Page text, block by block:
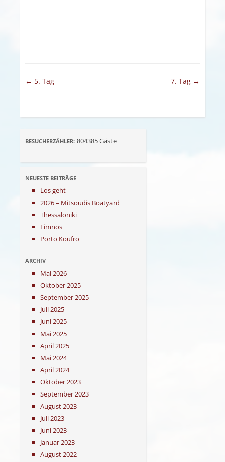
Artikel-Navigation
← 5. Tag 7. Tag →
BESUCHERZÄHLER: 804385Gäste
NEUESTE BEITRÄGE
Los geht
2026 – Mitsoudis Boatyard
Thessaloniki
Limnos
Porto Koufro
ARCHIV
Mai 2026
Oktober 2025
September 2025
Juli 2025
Juni 2025
Mai 2025
April 2025
Mai 2024
April 2024
Oktober 2023
September 2023
August 2023
Juli 2023
Juni 2023
Januar 2023
August 2022